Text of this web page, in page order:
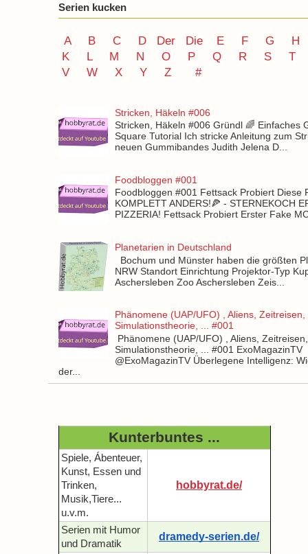
Serien kucken
A B C D Der Die E F G
H
K
L M N O P Q R S
T
V
W X Y Z #
Stricken, Häkeln #006
Stricken, Häkeln #006 Gründl 🌈 Einfaches
Square Tutorial Ich stricke Anleitung zum
neuen Gummibandes Judith Jelena D...
Foodbloggen #001
Foodbloggen #001 Fettsack Probiert Diese
KOMPLETT ANDERS!🍕 - STERNEKOCH
PIZZERIA! Fettsack Probiert Erster Fake
Planetarien in Deutschland
Bochum und Münster haben die größten
NRW Standort Einrichtung Projektor-Typ
Aschersleben Zoo Aschersleben Zeis...
Phänomene (UAP/UFO) , Aliens, Zeitreisen,
Simulationstheorie, ... #001
Phänomene (UAP/UFO) , Aliens, Zeitreisen,
Simulationstheorie, ... #001 ExoMagazinTV
@ExoMagazinTV Überlegene Intelligenz:
der...
Kunterbuntes ...
Spiele, Ábenteuer,
Kunst, Essen und
Trinken,
Musik,Tiere...
u.v.m.
hobbyrat.de/
Serien mit Humor
und Dramatik
dramedy-serien.de/